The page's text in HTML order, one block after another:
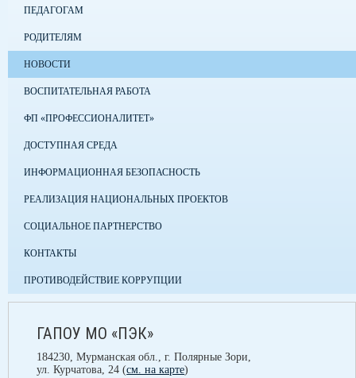
ПЕДАГОГАМ
РОДИТЕЛЯМ
НОВОСТИ
ВОСПИТАТЕЛЬНАЯ РАБОТА
ФП «ПРОФЕССИОНАЛИТЕТ»
ДОСТУПНАЯ СРЕДА
ИНФОРМАЦИОННАЯ БЕЗОПАСНОСТЬ
РЕАЛИЗАЦИЯ НАЦИОНАЛЬНЫХ ПРОЕКТОВ
СОЦИАЛЬНОЕ ПАРТНЕРСТВО
КОНТАКТЫ
ПРОТИВОДЕЙСТВИЕ КОРРУПЦИИ
ГАПОУ МО «ПЭК»
184230, Мурманская обл., г. Полярные Зори,
ул. Курчатова, 24 (см. на карте)